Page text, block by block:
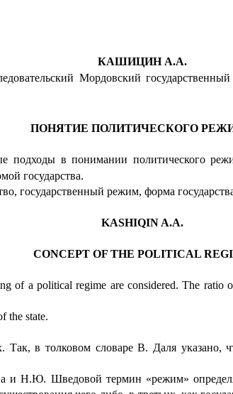
КАШИЦИН А.А.
Мордовский
ПОНЯТИЕ ПОЛИТИЧЕСКОГО
подходы в понимании политического
государства.
государственный режим, форма
KASHIQIN A.A.
CONCEPT OF THE POLITICAL
of a political regime are considered. The
the state.
Так, в толковом словаре В. Даля
и Н.Ю. Шведовой термин «режим»